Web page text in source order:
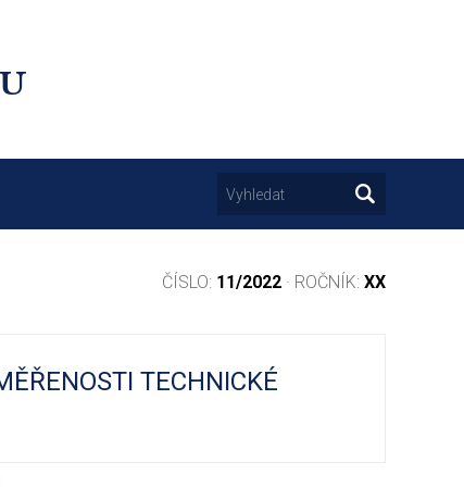
ČÍSLO: 11/2022 · ROČNÍK: XX
TECHNICKÉ